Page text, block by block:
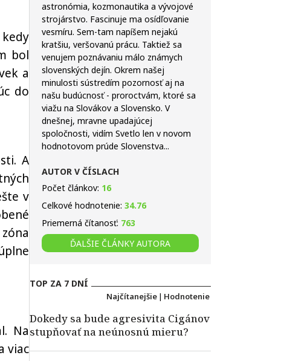
bol
a
do
A
v
Na
viac
astronómia, kozmonautika a vývojové
strojárstvo. Fascinuje ma osídľovanie
vesmíru. Sem-tam napíšem nejakú
kratšiu, veršovanú prácu. Taktiež sa
venujem poznávaniu málo známych
slovenských dejín. Okrem našej
minulosti sústredím pozornosť aj na
našu budúcnosť - proroctvám, ktoré sa
viažu na Slovákov a Slovensko. V
dnešnej, mravne upadajúcej
spoločnosti, vidím Svetlo len v novom
hodnotovom prúde Slovenstva...
AUTOR V ČÍSLACH
Počet článkov: 16
Celkové hodnotenie: 34.76
Priemerná čítanosť: 763
ĎALŠIE ČLÁNKY AUTORA
TOP ZA 7 DNÍ
Najčítanejšie | Hodnotenie
Dokedy sa bude agresivita Cigánov
stupňovať na neúnosnú mieru?